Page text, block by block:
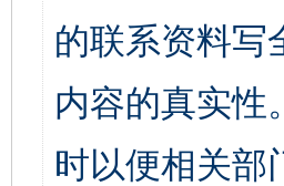
的联系资料写
内容的真实性
时以便相关部